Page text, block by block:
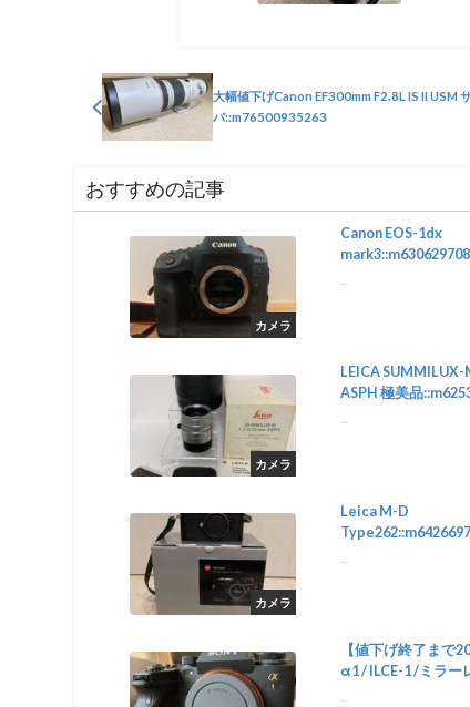
大幅値下げCanon EF300mm F2.8L IS II USM
パ::m76500935263
おすすめの記事
カメラ
Canon EOS-1dx
カメラ
LEICA SUMMILUX-
ASPH 極美品
...
カメラ
Leica M-D
【値下げ終了まで
α1 / ILCE-1 /ミラー